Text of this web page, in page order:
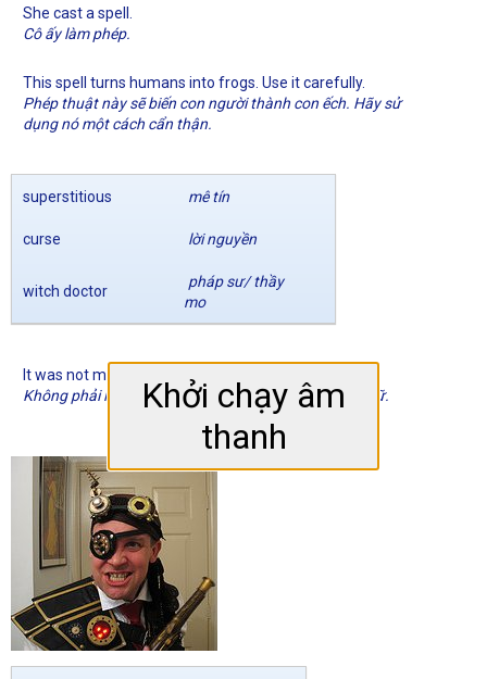
She cast a spell.
Cô ấy làm phép.
This spell turns humans into frogs. Use it carefully.
Phép thuật này sẽ biến con người thành con ếch. Hãy sử
dụng nó một cách cẩn thận.
superstitious mê tín
curse lời nguyền
witch doctor
pháp sư/ thầy
mo
It was not me. I was possessed by an evil spirit.
Không phải là tôi. Tôi đã bị ám bởi một linh hồn quỷ dữ.
Khởi chạy âm
thanh